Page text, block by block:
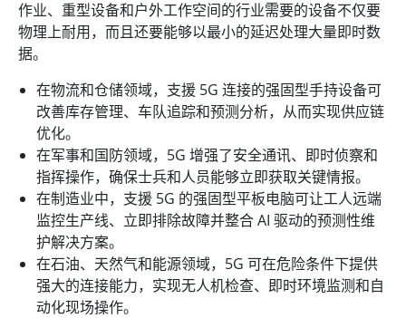
作业、重型设备和户外工作空间的行业需要的设备不仅要
物理上耐用，而且还要能够以最小的延迟处理大量即时数
据。
在物流和仓储领域，支援 5G 连接的强固型手持设备可
改善库存管理、车队追踪和预测分析，从而实现供应链
优化。
在军事和国防领域，5G 增强了安全通讯、即时侦察和
指挥操作，确保士兵和人员能够立即获取关键情报。
在制造业中，支援 5G 的强固型平板电脑可让工人远端
监控生产线、立即排除故障并整合 AI 驱动的预测性维
护解决方案。
在石油、天然气和能源领域，5G 可在危险条件下提供
强大的连接能力，实现无人机检查、即时环境监测和自
动化现场操作。